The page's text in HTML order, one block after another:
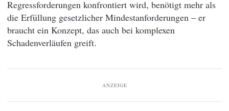
Regressforderungen konfrontiert wird, benötigt mehr als
die Erfüllung gesetzlicher Mindestanforderungen – er
braucht ein Konzept, das auch bei komplexen
Schadenverläufen greift.
ANZEIGE